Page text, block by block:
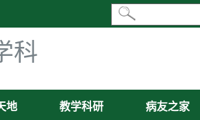
科
地 教学科研 病友之家